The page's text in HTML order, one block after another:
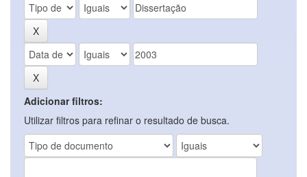
Adicionar filtros:
Utilizar filtros para refinar o resultado de busca.